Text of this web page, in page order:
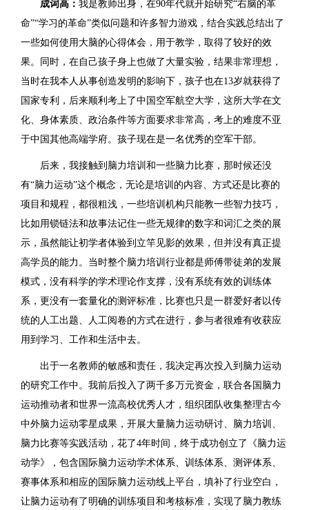
成词高： 我是教师出身，在90年代就开始研究“右脑的革
命”“学习的革命”类似问题和许多智力游戏，结合实践总结出了
一些如何使用大脑的心得体会，用于教学，取得了较好的效
果。同时，在自己孩子身上也做了大量实验，结果非常理想，
当时在我本人从事创造发明的影响下，孩子也在13岁就获得了
国家专利，后来顺利考上了中国空军航空大学，这所大学在文
化、身体素质、政治条件等方面要求非常高，考上的难度不亚
于中国其他高端学府。孩子现在是一名优秀的空军干部。
后来，我接触到脑力培训和一些脑力比赛，那时候还没
有“脑力运动”这个概念，无论是培训的内容、方式还是比赛的
项目和规程，都很粗浅，一些培训机构只能教一些智力技巧，
比如用锁链法和故事法记住一些无规律的数字和词汇之类的展
示，虽然能让初学者体验到立竿见影的效果，但并没有真正提
高学员的能力。当时整个脑力培训行业都是师傅带徒弟的发展
模式，没有科学的学术理论作支撑，没有系统有效的训练体
系，更没有一套量化的测评标准，比赛也只是一群爱好者以传
统的人工出题、人工阅卷的方式在进行，参与者很难有收获应
用到学习、工作和生活中去。
出于一名教师的敏感和责任，我决定再次投入到脑力运动
的研究工作中。我前后投入了两千多万元资金，联合各国脑力
运动推动者和世界一流高校优秀人才，组织团队收集整理古今
中外脑力运动零星成果，开展大量脑力运动研讨、脑力培训、
脑力比赛等实践活动，花了4年时间，终于成功创立了《脑力运
动学》，包含国际脑力运动学术体系、训练体系、测评体系、
赛事体系和相应的国际脑力运动线上平台，填补了行业空白，
让脑力运动有了明确的训练项目和考核标准，实现了脑力教练